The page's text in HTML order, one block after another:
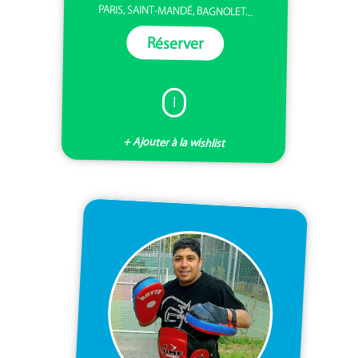
PARIS, SAINT-MANDÉ, BAGNOLET...
Réserver
I
+ Ajouter à la wishlist